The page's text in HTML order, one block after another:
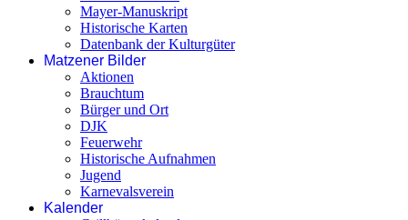
Mayer-Manuskript
Historische Karten
Datenbank der Kulturgüter
Matzener Bilder
Aktionen
Brauchtum
Bürger und Ort
DJK
Feuerwehr
Historische Aufnahmen
Jugend
Karnevalsverein
Kalender